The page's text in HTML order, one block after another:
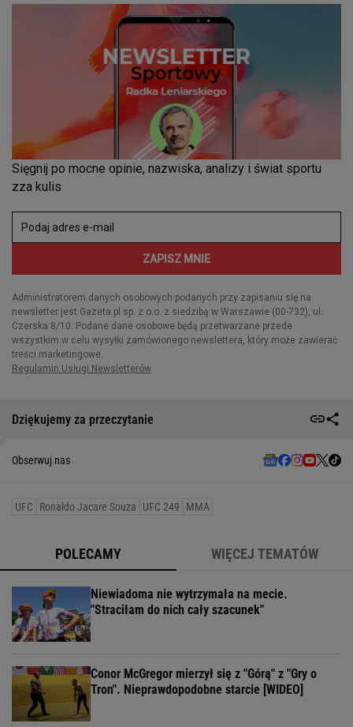
Dziękujemy za przeczytanie
Obserwuj nas
UFC Ronaldo Jacare Souza UFC 249 MMA
POLECAMY WIĘCEJ TEMATÓW
Niewiadoma nie wytrzymała na mecie.
"Straciłam do nich cały szacunek"
Conor McGregor mierzył się z "Górą" z "Gry o
Tron". Nieprawdopodobne starcie [WIDEO]